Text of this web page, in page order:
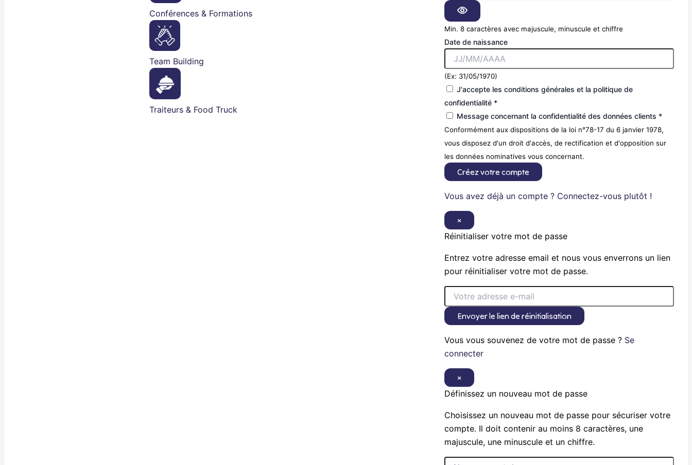
Conférences & Formations
Team Building
Traiteurs & Food Truck
Min. 8 caractères avec majuscule, minuscule et chiffre
Date de naissance
(Ex: 31/05/1970)
J'accepte les conditions générales et la politique de
confidentialité *
Message concernant la confidentialité des données clients *
Conformément aux dispositions de la loi n°78-17 du 6 janvier 1978,
vous disposez d'un droit d'accès, de rectification et d'opposition sur
les données nominatives vous concernant.
Créez votre compte
Vous avez déjà un compte ? Connectez-vous plutôt !
×
Réinitialiser votre mot de passe
Entrez votre adresse email et nous vous enverrons un lien
pour réinitialiser votre mot de passe.
Envoyer le lien de réinitialisation
Vous vous souvenez de votre mot de passe ? Se
connecter
×
Définissez un nouveau mot de passe
Choisissez un nouveau mot de passe pour sécuriser votre
compte. Il doit contenir au moins 8 caractères, une
majuscule, une minuscule et un chiffre.